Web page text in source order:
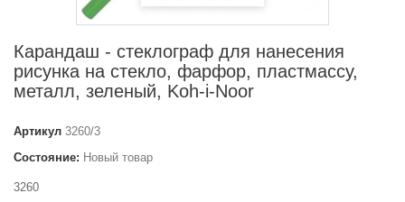
Карандаш - стеклограф для нанесения
рисунка на стекло, фарфор, пластмассу,
металл, зеленый, Koh-i-Noor
Артикул 3260/3
Состояние: Новый товар
3260